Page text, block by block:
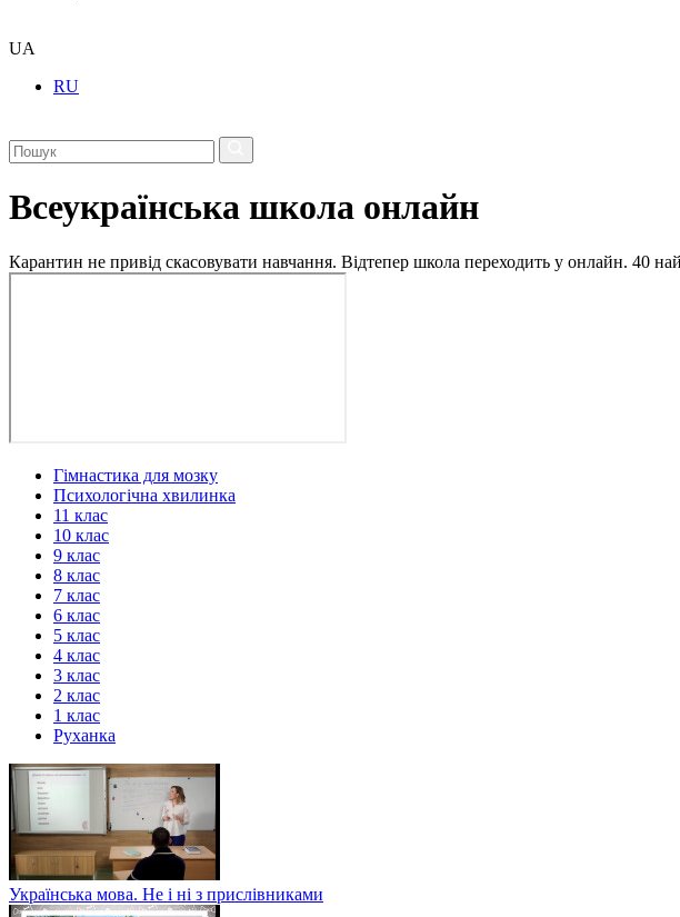
UA
RU
Всеукраїнська школа онлайн
Карантин не привід скасовувати навчання. Відтепер школа переходить у онлайн. 40
Гімнастика для мозку
Психологічна хвилинка
11 клас
10 клас
9 клас
8 клас
7 клас
6 клас
5 клас
4 клас
3 клас
2 клас
1 клас
Руханка
Українська мова. Не і ні з прислівниками